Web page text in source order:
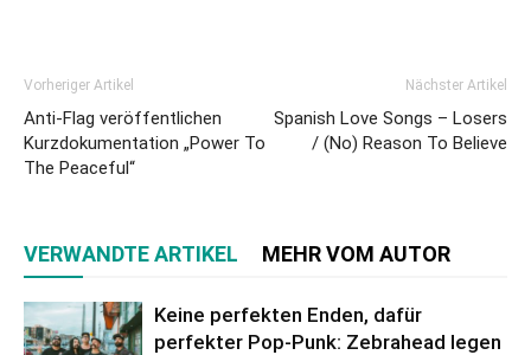
Vorheriger Artikel
Anti-Flag veröffentlichen
Kurzdokumentation „Power To
The Peaceful“
Nächster Artikel
Spanish Love Songs – Losers
/ (No) Reason To Believe
VERWANDTE ARTIKEL MEHR VOM AUTOR
Keine perfekten Enden, dafür
perfekter Pop-Punk: Zebrahead legen